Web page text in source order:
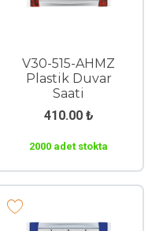
V30-515-AHMZ
Plastik Duvar
Saati
410.00 ₺
2000 adet stokta